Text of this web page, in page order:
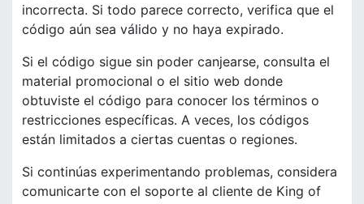
incorrecta. Si todo parece correcto, verifica que el
código aún sea válido y no haya expirado.
Si el código sigue sin poder canjearse, consulta el
material promocional o el sitio web donde
obtuviste el código para conocer los términos o
restricciones específicas. A veces, los códigos
están limitados a ciertas cuentas o regiones.
Si continúas experimentando problemas, considera
comunicarte con el soporte al cliente de King of